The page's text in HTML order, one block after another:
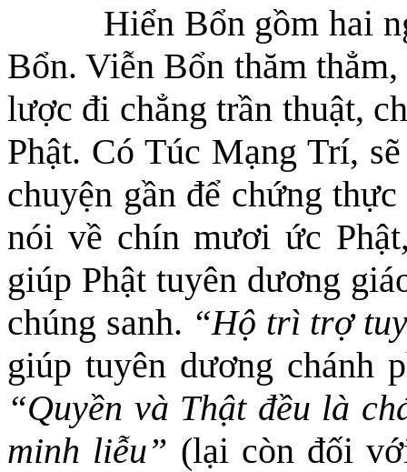
Hiển Bổn gồm hai
Bổn. Viễn Bổn thăm
lược đi chẳng trần thuật,
Phật. Có Túc Mạng Trí,
chuyện gần để chứng
nói về chín mươi ức
giúp Phật tuyên dương
chúng sanh. “Hộ trì trợ
giúp tuyên dương chánh
“Quyền và Thật đều là
minh liễu” (lại còn đối